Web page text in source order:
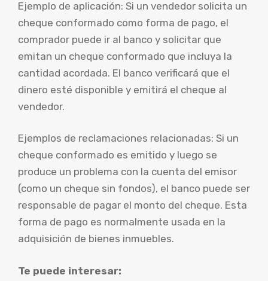
Ejemplo de aplicación: Si un vendedor solicita un
cheque conformado como forma de pago, el
comprador puede ir al banco y solicitar que
emitan un cheque conformado que incluya la
cantidad acordada. El banco verificará que el
dinero esté disponible y emitirá el cheque al
vendedor.
Ejemplos de reclamaciones relacionadas: Si un
cheque conformado es emitido y luego se
produce un problema con la cuenta del emisor
(como un cheque sin fondos), el banco puede ser
responsable de pagar el monto del cheque. Esta
forma de pago es normalmente usada en la
adquisición de bienes inmuebles.
Te puede interesar: